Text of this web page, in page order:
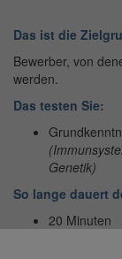
Das ist die
Bewerber, von
werden.
Das testen Sie:
Genetik)
So lange dauert
20 Minuten